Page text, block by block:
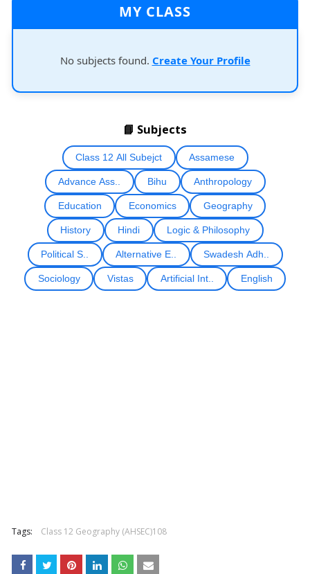
MY CLASS
No subjects found. Create Your Profile
📘 Subjects
Class 12 All Subejct Assamese
Advance Ass.. Bihu Anthropology
Education Economics Geography
History Hindi Logic & Philosophy
Political S.. Alternative E.. Swadesh Adh..
Sociology Vistas Artificial Int.. English
Tags: Class 12 Geography (AHSEC)108